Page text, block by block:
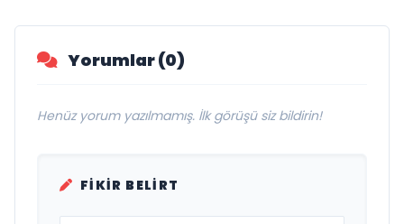
Yorumlar (0)
Henüz yorum yazılmamış. İlk görüşü siz bildirin!
FIKIR BELIRT